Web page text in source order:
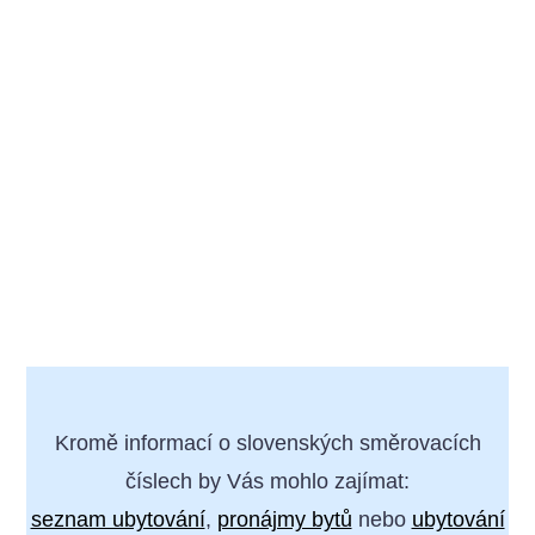
Kromě informací o slovenských směrovacích
číslech by Vás mohlo zajímat:
seznam ubytování, pronájmy bytů nebo ubytování